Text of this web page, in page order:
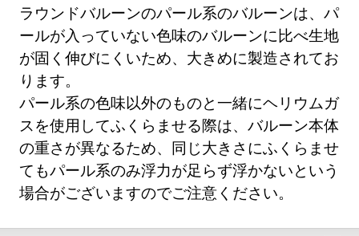
ラウンドバルーンのパール系のバルーンは、パ
ールが入っていない色味のバルーンに比べ生地
が固く伸びにくいため、大きめに製造されてお
ります。
パール系の色味以外のものと一緒にヘリウムガ
スを使用してふくらませる際は、バルーン本体
の重さが異なるため、同じ大きさにふくらませ
てもパール系のみ浮力が足らず浮かないという
場合がございますのでご注意ください。